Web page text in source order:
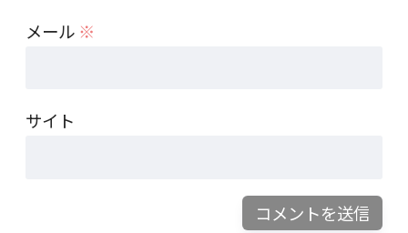
メール ※
サイト